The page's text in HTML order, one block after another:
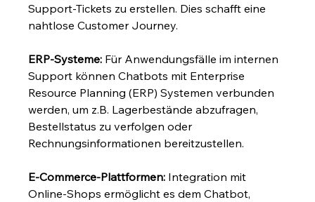
Support-Tickets zu erstellen. Dies schafft eine
nahtlose Customer Journey.
ERP-Systeme: Für Anwendungsfälle im internen
Support können Chatbots mit Enterprise
Resource Planning (ERP) Systemen verbunden
werden, um z.B. Lagerbestände abzufragen,
Bestellstatus zu verfolgen oder
Rechnungsinformationen bereitzustellen.
E-Commerce-Plattformen: Integration mit
Online-Shops ermöglicht es dem Chatbot,